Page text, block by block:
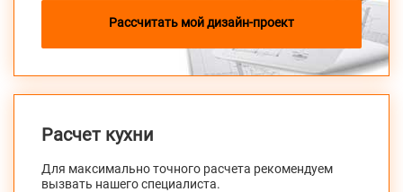
Рассчитать мой дизайн-проект
Расчет кухни
Для максимально точного расчета рекомендуем
вызвать нашего специалиста.